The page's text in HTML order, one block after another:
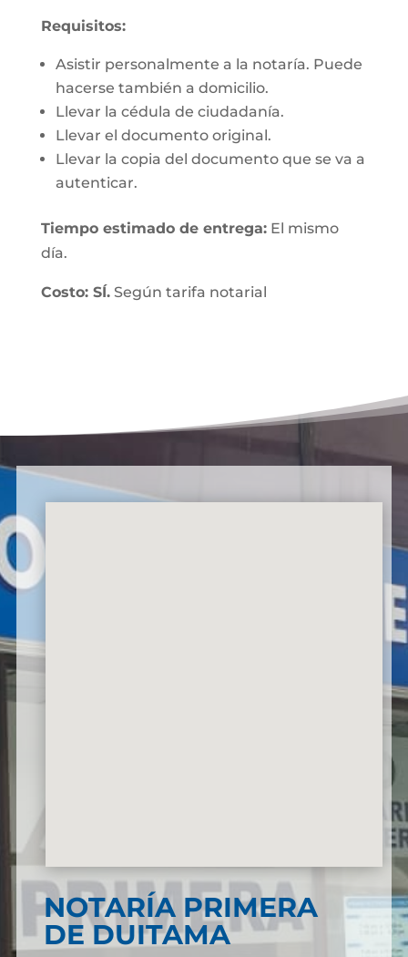
Requisitos:
Asistir personalmente a la notaría. Puede
hacerse también a domicilio.
Llevar la cédula de ciudadanía.
Llevar el documento original.
Llevar la copia del documento que se va a
autenticar.
Tiempo estimado de entrega:El mismo
día.
Costo: SÍ.Según tarifa notarial
NOTARÍA PRIMERA
DE DUITAMA